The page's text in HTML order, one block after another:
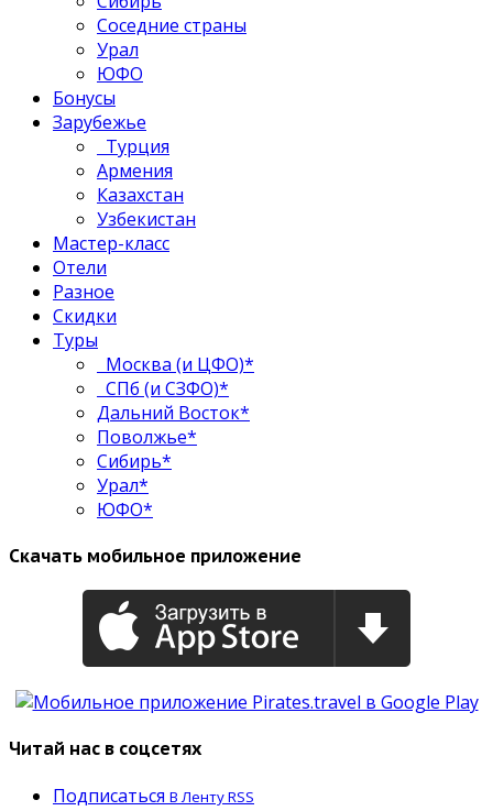
Соседние страны
Урал
ЮФО
Бонусы
Зарубежье
Турция
Армения
Казахстан
Узбекистан
Мастер-класс
Отели
Разное
Скидки
Туры
Москва (и ЦФО)*
СПб (и СЗФО)*
Дальний Восток*
Поволжье*
Сибирь*
Урал*
ЮФО*
Скачать мобильное приложение
Читай нас в соцсетях
Подписаться В Ленту RSS